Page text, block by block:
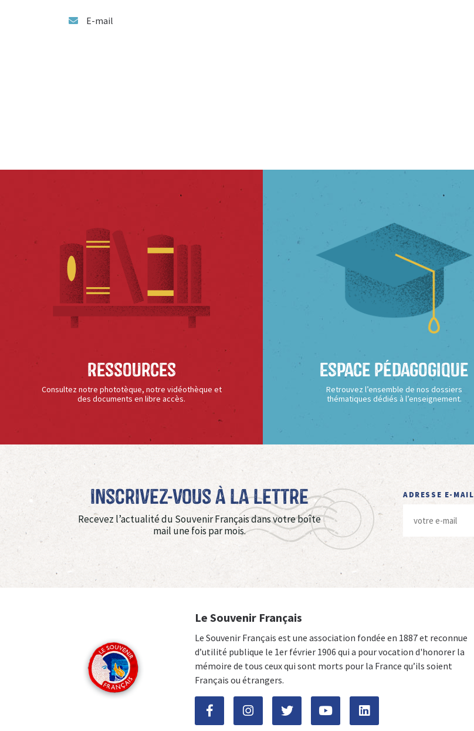
E-mail
Ressources
Consultez notre phototèque, notre vidéothèque et
des documents en libre accès.
Espace Pédagogique
Retrouvez l’ensemble de nos dossiers
thématiques dédiés à l’enseignement.
Inscrivez-vous à La Lettre
Recevez l’actualité du Souvenir Français dans votre boîte
mail une fois par mois.
ADRESSE E-MAIL
Le Souvenir Français
Le Souvenir Français est une association fondée en 1887 et reconnue
d’utilité publique le 1er février 1906 qui a pour vocation d'honorer la
mémoire de tous ceux qui sont morts pour la France qu’ils soient
Français ou étrangers.